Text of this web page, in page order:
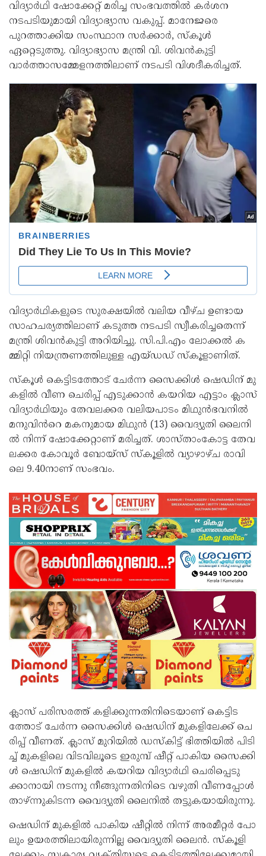
വിദ്യാർഥി ഷോക്കേറ്റ് മരിച്ച സംഭവത്തിൽ കർശന
നടപടിയുമായി വിദ്യാഭ്യാസ വകുപ്പ്. മാനേജരെ
പുറത്താക്കിയ സംസ്ഥാന സർക്കാർ, സ്കൂൾ
ഏറ്റെടുത്തു. വിദ്യാഭ്യാസ മന്ത്രി വി. ശിവൻകുട്ടി
വാർത്താസമ്മേളനത്തിലാണ് നടപടി വിശദീകരിച്ചത്.
വിദ്യാർഥികളുടെ സുരക്ഷയിൽ വലിയ വീഴ്ച ഉണ്ടായ
സാഹചര്യത്തിലാണ് കടുത്ത നടപടി സ്വീകരിച്ചതെന്ന്
മന്ത്രി ശിവൻകുട്ടി അറിയിച്ചു. സി.​പി.​എം ലോ​ക്ക​ൽ ക​
മ്മി​റ്റി നി​യ​ന്ത്ര​ണ​ത്തി​ലു​ള്ള എ​യ്​​ഡ​ഡ്​ സ്കൂ​ളാ​ണി​ത്.
സ്കൂ​ൾ കെ​ട്ടി​ട​ത്തോ​ട്​ ചേ​ർ​ന്ന സൈ​ക്കി​ൾ ഷെ​ഡി​ന് മു​
ക​ളി​ൽ വീ​ണ ചെ​രി​പ്പ് എ​ടു​ക്കാ​ൻ ക​യ​റി​യ എ​ട്ടാം ക്ലാ​സ്​
വി​ദ്യാ​ർ​ഥി​യും തേ​വ​ല​ക്ക​ര വ​ലി​യ​പാ​ടം മി​ഥു​ൻഭ​വ​നി​ൽ
മ​നു​വി​ൻറെ മ​ക​നു​മാ​യ മി​ഥു​ൻ (13) വൈ​ദ്യു​തി ലൈ​നി​
ൽ​ നി​ന്ന് ഷോ​ക്കേ​റ്റാണ് മ​രി​ച്ച​ത്. ശാ​സ്താം​കോ​ട്ട തേ​വ​
ല​ക്ക​ര കോ​വൂ​ർ ബോ​യ്സ് സ്കൂ​ളി​ൽ വ്യാ​ഴാ​ഴ്ച രാ​വി​
ലെ 9.40നാ​ണ്​ സം​ഭ​വം.
ക്ലാ​സ്​ പ​രി​സ​ര​ത്ത്​ ക​ളി​ക്കു​ന്ന​തി​നി​ടെ​യാ​ണ് കെ​ട്ടി​ട​
ത്തോ​ട്​ ചേ​ർ​ന്ന സൈ​ക്കി​ൾ ഷെ​ഡി​ന് മു​ക​ളി​ലേ​ക്ക് ചെ​
രി​പ്പ് വീ​ണ​ത്. ക്ലാ​സ്​ മു​റി​യി​ൽ​ ഡ​സ്കി​ട്ട്​ ഭി​ത്തി​യി​ൽ പി​ടി​
ച്ച്​ മു​ക​ളി​ലെ വി​ട​വി​ലൂ​ടെ ഇ​രു​മ്പ്​ ഷീ​റ്റ്​ പാ​കി​യ സൈ​ക്കി​
ൾ ഷെ​ഡി​ന് മു​ക​ളി​ൽ​ ക​യ​റി​യ വി​ദ്യാ​ർ​ഥി ചെ​രി​പ്പെ​ടു​
ക്കാ​നാ​യി ന​ട​ന്നു​ നീ​ങ്ങു​ന്ന​തി​നി​ടെ വ​ഴു​തി വീ​ണ​പ്പോ​ൾ
താ​ഴ്ന്നു​കി​ട​ന്ന വൈ​ദ്യു​തി ലൈ​നി​ൽ ത​ട്ടു​ക​യാ​യി​രു​ന്നു.
ഷെ​ഡി​ന്​ മു​ക​ളി​ൽ പാ​കി​യ ഷീ​റ്റി​ൽ​ നി​ന്ന്​ അ​ര​മീ​റ്റ​ർ പോ​
ലും ഉ​യ​ര​ത്തി​ലാ​യി​രു​ന്നി​ല്ല വൈ​ദ്യു​തി ലൈ​ൻ. സ്കൂ​ളി​